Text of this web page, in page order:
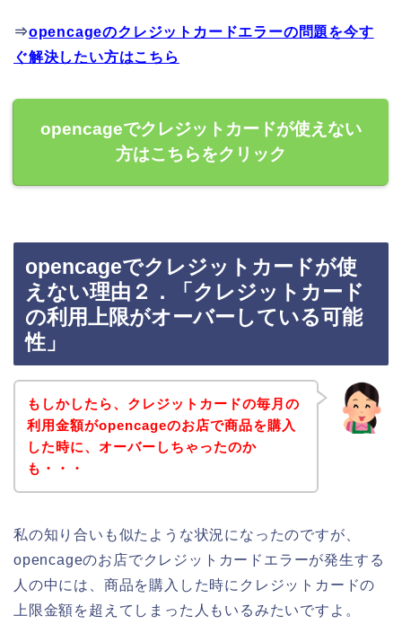
⇒opencageのクレジットカードエラーの問題を今す
ぐ解決したい方はこちら
opencageでクレジットカードが使えない
方はこちらをクリック
opencageでクレジットカードが使
えない理由２．「クレジットカード
の利用上限がオーバーしている可能
性」
もしかしたら、クレジットカードの毎月の
利用金額がopencageのお店で商品を購入
した時に、オーバーしちゃったのか
も・・・
私の知り合いも似たような状況になったのですが、
opencageのお店でクレジットカードエラーが発生する
人の中には、商品を購入した時にクレジットカードの
上限金額を超えてしまった人もいるみたいですよ。